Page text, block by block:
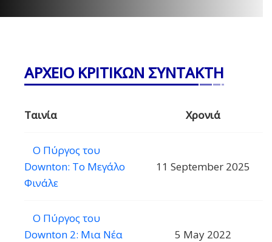
ΑΡΧΕΙΟ ΚΡΙΤΙΚΩΝ ΣΥΝΤΑΚΤΗ
Ταινία Χρονιά
Ο Πύργος του
Downton: Το Μεγάλο
Φινάλε
11 September 2025
Ο Πύργος του
Downton 2: Μια Νέα
5 May 2022